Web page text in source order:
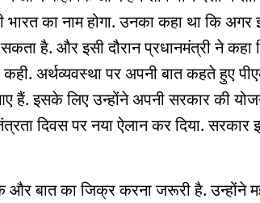
का नाम होगा. उनका कहा था कि अगर
है. और इसी दौरान प्रधानमंत्री ने
कही. अर्थव्यवस्था पर अपनी बात कहते हुए
हैं. इसके लिए उन्होंने अपनी सरकार की
दिवस पर नया ऐलान कर दिया. सरकार
और बात का जिक्र करना जरूरी है. उन्होंने